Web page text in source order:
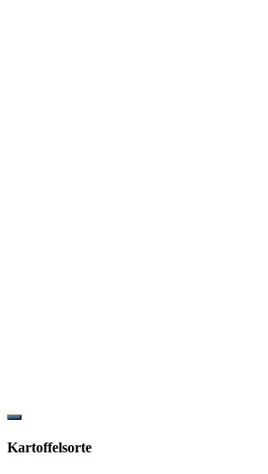
Show
Content
Kartoffelsorte